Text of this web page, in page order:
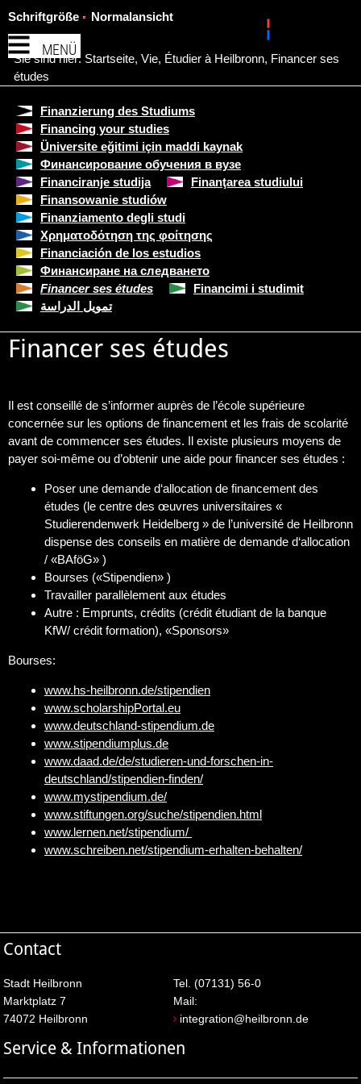
MENÜ
Schriftgröße Normalansicht
Sie sind hier: Startseite, Vie, Étudier à Heilbronn, Financer ses
études
Finanzierung des Studiums
Financing your studies
Üniversite eğitimi için maddi kaynak
Финансирование обучения в вузе
Financiranje studija
Finanţarea studiului
Finansowanie studiów
Finanziamento degli studi
Χρηματοδότηση της φοίτησης
Financiación de los estudios
Финансиране на следването
Financer ses études
Financimi i studimit
تمويل الدراسة
Financer ses études
Il est conseillé de s’informer auprès de l’école supérieure
concernée sur les options de financement et les frais de scolarité
avant de commencer ses études. Il existe plusieurs moyens de
payer soi-même ou d’obtenir une aide pour financer ses études :
Poser une demande d‘allocation de financement des
études (le centre des œuvres universitaires «
Studierendenwerk Heidelberg » de l’université de Heilbronn
dispense des conseils en matière de demande d‘allocation
/ «BAföG» )
Bourses («Stipendien» )
Travailler parallèlement aux études
Autre : Emprunts, crédits (crédit étudiant de la banque
KfW/ crédit formation), «Sponsors»
Bourses:
www.hs-heilbronn.de/stipendien
www.scholarshipPortal.eu
www.deutschland-stipendium.de
www.stipendiumplus.de
www.daad.de/de/studieren-und-forschen-in-
deutschland/stipendien-finden/
www.mystipendium.de/
www.stiftungen.org/suche/stipendien.html
www.lernen.net/stipendium/
www.schreiben.net/stipendium-erhalten-behalten/
Contact
Stadt Heilbronn
Marktplatz 7
74072 Heilbronn
Tel. (07131) 56-0
Mail:
integration@heilbronn.de
Service & Informationen